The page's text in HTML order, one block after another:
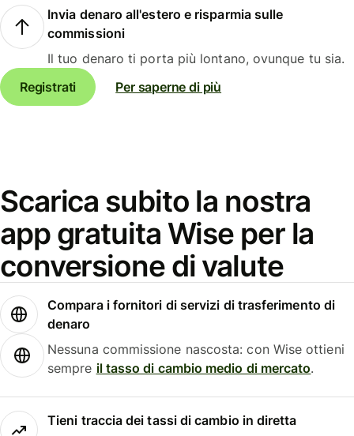
Invia denaro all'estero e risparmia sulle
commissioni
Il tuo denaro ti porta più lontano, ovunque tu sia.
Registrati
Per saperne di più
Scarica subito la nostra
app gratuita Wise per la
conversione di valute
Compara i fornitori di servizi di trasferimento di
denaro
Nessuna commissione nascosta: con Wise ottieni
sempre il tasso di cambio medio di mercato.
Tieni traccia dei tassi di cambio in diretta